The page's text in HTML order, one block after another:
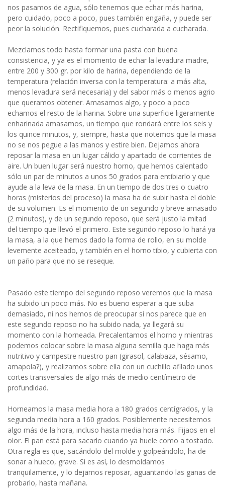
nos pasamos de agua, sólo tenemos que echar más harina,
pero cuidado, poco a poco, pues también engaña, y puede ser
peor la solución. Rectifiquemos, pues cucharada a cucharada.
Mezclamos todo hasta formar una pasta con buena
consistencia, y ya es el momento de echar la levadura madre,
entre 200 y 300 gr. por kilo de harina, dependiendo de la
temperatura (relación inversa con la temperatura: a más alta,
menos levadura será necesaria) y del sabor más o menos agrio
que queramos obtener. Amasamos algo, y poco a poco
echamos el resto de la harina. Sobre una superficie ligeramente
enharinada amasamos, un tiempo que rondará entre los seis y
los quince minutos, y, siempre, hasta que notemos que la masa
no se nos pegue a las manos y estire bien. Dejamos ahora
reposar la masa en un lugar cálido y apartado de corrientes de
aire. Un buen lugar será nuestro horno, que hemos calentado
sólo un par de minutos a unos 50 grados para entibiarlo y que
ayude a la leva de la masa. En un tiempo de dos tres o cuatro
horas (misterios del proceso) la masa ha de subir hasta el doble
de su volumen. Es el momento de un segundo y breve amasado
(2 minutos), y de un segundo reposo, que será justo la mitad
del tiempo que llevó el primero. Este segundo reposo lo hará ya
la masa, a la que hemos dado la forma de rollo, en su molde
levemente aceiteado, y también en el horno tibio, y cubierta con
un paño para que no se reseque.
Pasado este tiempo del segundo reposo veremos que la masa
ha subido un poco más. No es bueno esperar a que suba
demasiado, ni nos hemos de preocupar si nos parece que en
este segundo reposo no ha subido nada, ya llegará su
momento con la horneada. Precalentamos el horno y mientras
podemos colocar sobre la masa alguna semilla que haga más
nutritivo y campestre nuestro pan (girasol, calabaza, sésamo,
amapola?), y realizamos sobre ella con un cuchillo afilado unos
cortes transversales de algo más de medio centímetro de
profundidad.
Horneamos la masa media hora a 180 grados centígrados, y la
segunda media hora a 160 grados. Posiblemente necesitemos
algo más de la hora, incluso hasta media hora más. Fijaos en el
olor. El pan está para sacarlo cuando ya huele como a tostado.
Otra regla es que, sacándolo del molde y golpeándolo, ha de
sonar a hueco, grave. Si es así, lo desmoldamos
tranquilamente, y lo dejamos reposar, aguantando las ganas de
probarlo, hasta mañana.